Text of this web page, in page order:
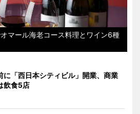
マール海老コース料理とワイン6種
に「西日本シティビル」開業、商業
飲食5店